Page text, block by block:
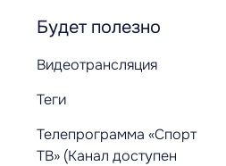
Будет полезно
Видеотрансляция
Теги
Телепрограмма «Спорт
ТВ» (Канал доступен